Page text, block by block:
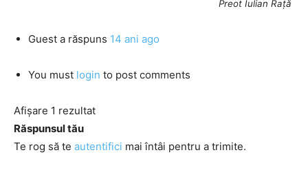
Preot Iulian Rață
Guest a răspuns 14 ani ago
You must login to post comments
Afișare 1 rezultat
Răspunsul tău
Te rog să te autentifici mai întâi pentru a trimite.